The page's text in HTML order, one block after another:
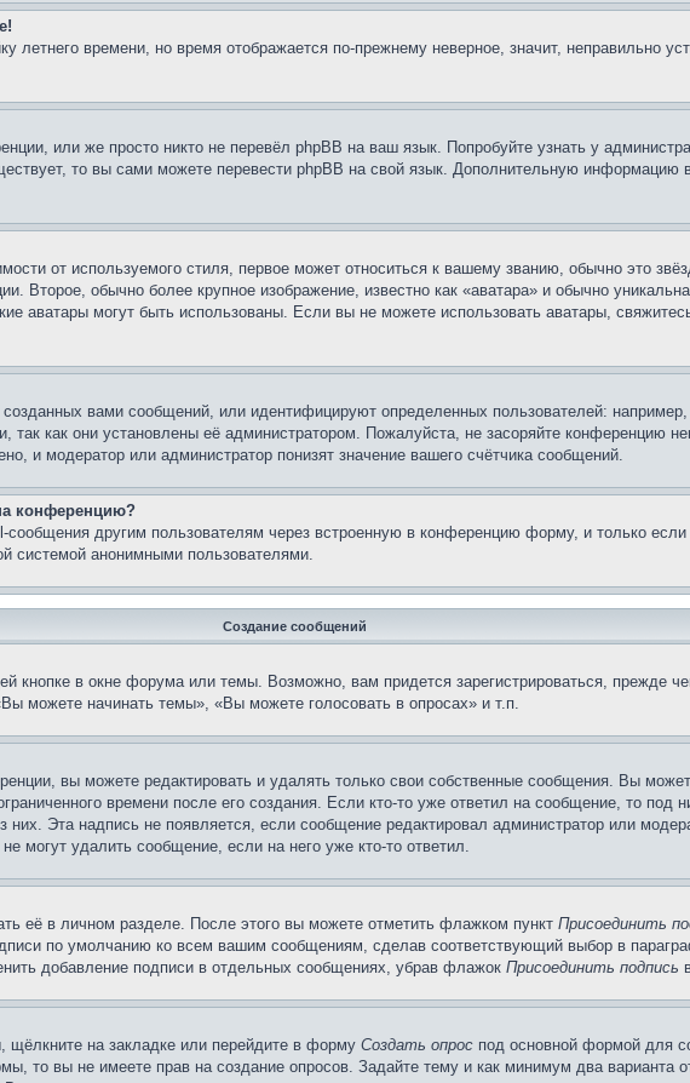
летнего времени, но время отображается по-прежнему неверное, значит, неправильно
или же просто никто не перевёл phpBB на ваш язык. Попробуйте узнать у
то вы сами можете перевести phpBB на свой язык. Дополнительную
от используемого стиля, первое может относиться к вашему званию, обычно это
Второе, обычно более крупное изображение, известно как «аватара» и обычно
аватары могут быть использованы. Если вы не можете использовать аватары,
вами сообщений, или идентифицируют определенных пользователей:
так как они установлены её администратором. Пожалуйста, не засоряйте конференцию
и модератор или администратор понизят значение вашего счётчика сообщений.
конференцию?
сообщения другим пользователям через встроенную в конференцию форму, и только
системой анонимными пользователями.
Создание сообщений
кнопке в окне форума или темы. Возможно, вам придется зарегистрироваться, прежде
можете начинать темы», «Вы можете голосовать в опросах» и т.п.
вы можете редактировать и удалять только свои собственные сообщения. Вы
времени после его создания. Если кто-то уже ответил на сообщение, то под
них. Эта надпись не появляется, если сообщение редактировал администратор или
могут удалить сообщение, если на него уже кто-то ответил.
её в личном разделе. После этого вы можете отметить флажком пункт Присоединить
по умолчанию ко всем вашим сообщениям, сделав соответствующий выбор в
добавление подписи в отдельных сообщениях, убрав флажок Присоединить подпись
щёлкните на закладке или перейдите в форму Создать опрос под основной формой для
то вы не имеете прав на создание опросов. Задайте тему и как минимум два варианта